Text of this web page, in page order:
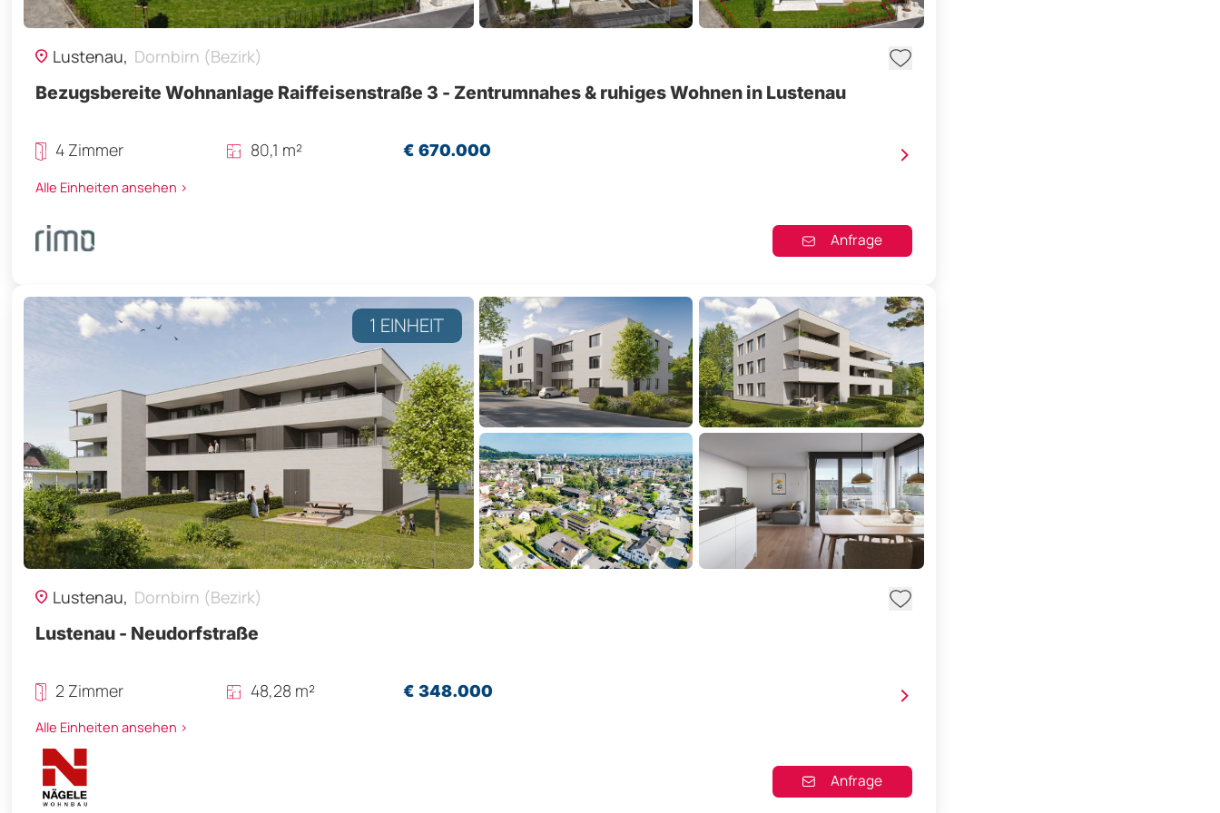
Lustenau, Dornbirn (Bezirk)
Bezugsbereite Wohnanlage Raiffeisenstraße 3 - Zentrumnahes & ruhiges Wohnen in Lustenau
4 Zimmer 80,1 m² € 670.000 >
Alle Einheiten ansehen >
Anfrage
1 EINHEIT
Lustenau, Dornbirn (Bezirk)
Lustenau - Neudorfstraße
2 Zimmer 48,28 m² € 348.000 >
Alle Einheiten ansehen >
Anfrage